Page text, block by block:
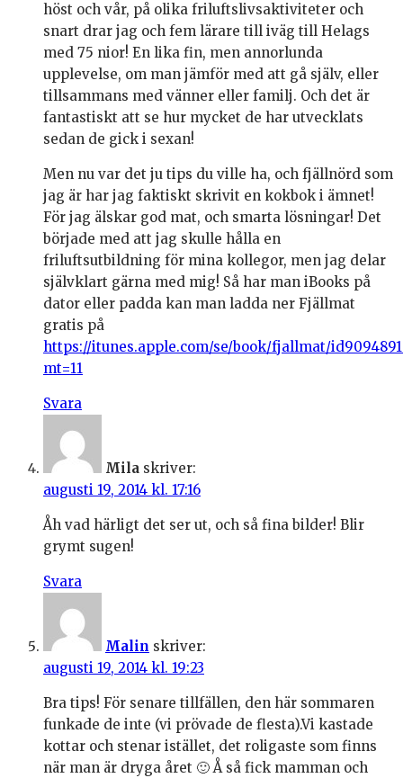
höst och vår, på olika friluftslivsaktiviteter och
snart drar jag och fem lärare till iväg till Helags
med 75 nior! En lika fin, men annorlunda
upplevelse, om man jämför med att gå själv, eller
tillsammans med vänner eller familj. Och det är
fantastiskt att se hur mycket de har utvecklats
sedan de gick i sexan!
Men nu var det ju tips du ville ha, och fjällnörd som
jag är har jag faktiskt skrivit en kokbok i ämnet!
För jag älskar god mat, och smarta lösningar! Det
började med att jag skulle hålla en
friluftsutbildning för mina kollegor, men jag delar
självklart gärna med mig! Så har man iBooks på
dator eller padda kan man ladda ner Fjällmat
gratis på
https://itunes.apple.com/se/book/fjallmat/
mt=11
Svara
Mila skriver:
augusti 19, 2014 kl. 17:16
Åh vad härligt det ser ut, och så fina bilder! Blir
grymt sugen!
Svara
Malin skriver:
augusti 19, 2014 kl. 19:23
Bra tips! För senare tillfällen, den här sommaren
funkade de inte (vi prövade de flesta).Vi kastade
kottar och stenar istället, det roligaste som finns
när man är dryga året 🙂 Å så fick mamman och